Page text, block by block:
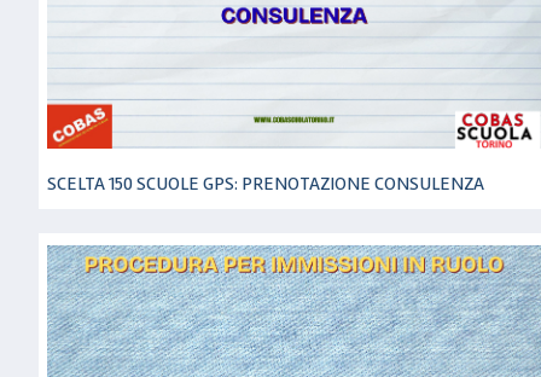
SCELTA 150 SCUOLE GPS: PRENOTAZIONE CONSULENZA